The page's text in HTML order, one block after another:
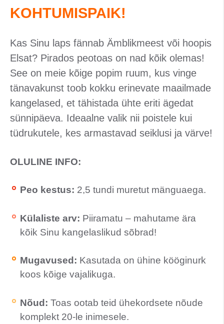
KOHTUMISPAIK!
Kas Sinu laps fännab Ämblikmeest või hoopis
Elsat? Pirados peotoas on nad kõik olemas!
See on meie kõige popim ruum, kus vinge
tänavakunst toob kokku erinevate maailmade
kangelased, et tähistada ühte eriti ägedat
sünnipäeva. Ideaalne valik nii poistele kui
tüdrukutele, kes armastavad seiklusi ja värve!
OLULINE INFO:
Peo kestus: 2,5 tundi muretut mänguaega.
Külaliste arv: Piiramatu – mahutame ära
kõik Sinu kangelaslikud sõbrad!
Mugavused: Kasutada on ühine kööginurk
koos kõige vajalikuga.
Nõud: Toas ootab teid ühekordsete nõude
komplekt 20-le inimesele.